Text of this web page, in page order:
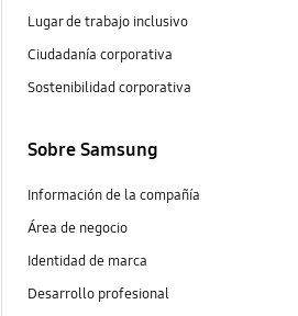
Lugar de trabajo inclusivo
Ciudadanía corporativa
Sostenibilidad corporativa
Sobre Samsung
Información de la compañía
Área de negocio
Identidad de marca
Desarrollo profesional